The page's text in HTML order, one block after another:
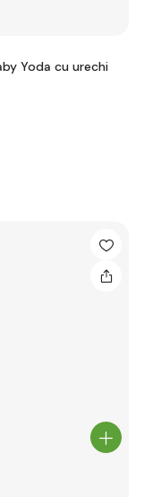
Yoda cu urechi